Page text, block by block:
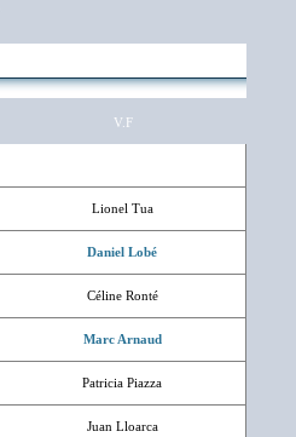
V.F
Lionel Tua
Daniel Lobé
Céline Ronté
Marc Arnaud
Patricia Piazza
Juan Lloarca